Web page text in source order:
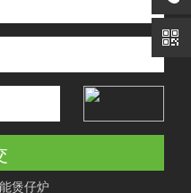
煲仔炉